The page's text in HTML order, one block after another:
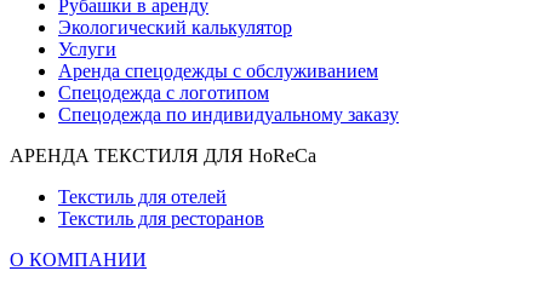
Рубашки в аренду
Экологический калькулятор
Услуги
Аренда спецодежды с обслуживанием
Спецодежда с логотипом
Спецодежда по индивидуальному заказу
АРЕНДА ТЕКСТИЛЯ ДЛЯ HoReCa
Текстиль для отелей
Текстиль для ресторанов
О КОМПАНИИ